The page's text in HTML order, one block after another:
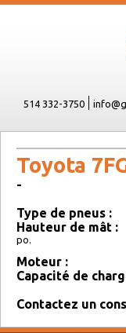
514 332-3750
Toyota
-
Type de pneus :
Hauteur de mât :
po.
Moteur :
Capacité de
Contactez un